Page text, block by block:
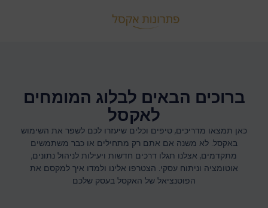
ברוכים הבאים לבלוג המומחים
לאקסל
כאן תמצאו מדריכים, טיפים וכלים שיעזרו לכם לשפר את השימוש
באקסל. לא משנה אם אתם רק מתחילים או כבר משתמשים
מתקדמים, אצלנו תגלו דרכים חדשות ויעילות לניהול נתונים,
אוטומציה וניתוח עסקי. הצטרפו אלינו ולמדו איך למקסם את
הפוטנציאל של האקסל בעסק שלכם